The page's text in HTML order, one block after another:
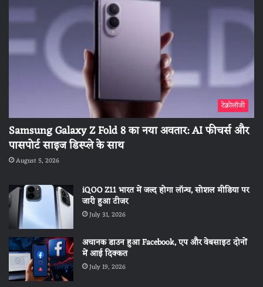
टेक्नोलॉजी
Samsung Galaxy Z Fold 8 का नया अवतार: AI फीचर्स और
पासपोर्ट साइज डिस्प्ले के साथ
August 5, 2026
iQOO Z11 भारत में जल्द होगा लॉन्च, सोशल मीडिया पर
जारी हुआ टीजर
July 31, 2026
अचानक डाउन हुआ Facebook, एप और वेबसाइट दोनों
में आई दिक्कत
July 19, 2026